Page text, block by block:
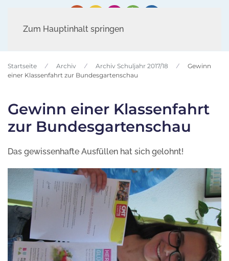
Zum Hauptinhalt springen
Startseite Archiv Archiv Schuljahr 2017/18
Gewinn
einer Klassenfahrt zur Bundesgartenschau
Gewinn einer Klassenfahrt
zur Bundesgartenschau
Das gewissenhafte Ausfüllen hat sich gelohnt!